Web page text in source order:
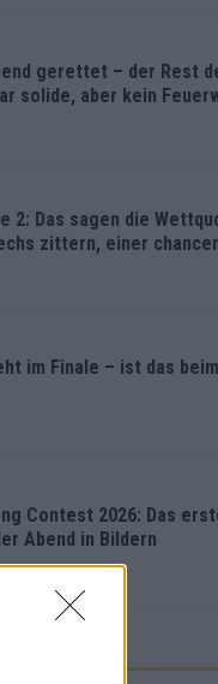
gerettet – der Rest
solide, aber kein
2: Das sagen die
zittern, einer
im Finale – ist das beim
Contest 2026: Das
Abend in Bildern